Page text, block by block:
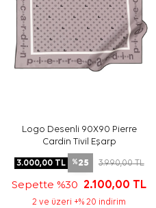
Logo Desenli 90X90 Pierre
Cardin Tivil Eşarp
3.000,00TL %25 3.990,00TL
Sepette %30 2.100,00 TL
2 ve üzeri +% 20 indirim